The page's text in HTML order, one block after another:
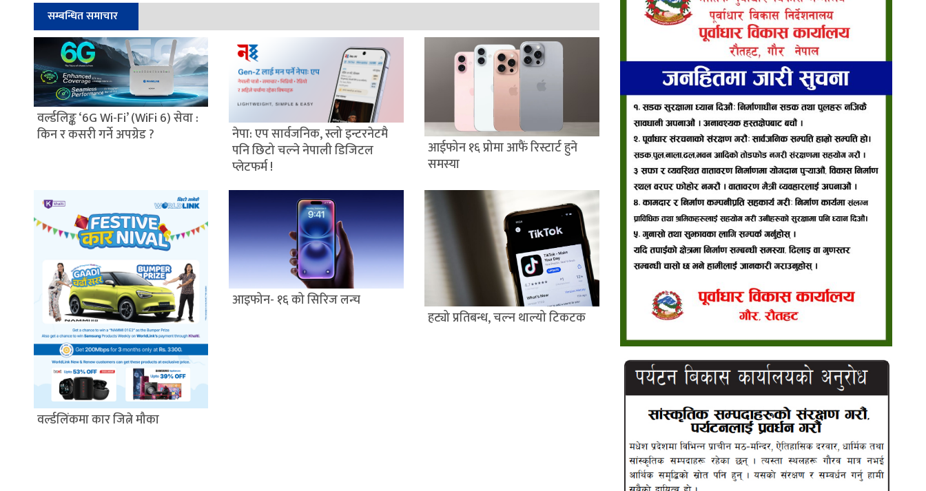
सम्बन्धित समाचार
वर्ल्डलिङ्क ‘6G Wi-Fi’ (WiFi 6) सेवा :
किन र कसरी गर्ने अपग्रेड ?
नेपा: एप सार्वजनिक, स्लो इन्टरनेटमै
पनि छिटो चल्ने नेपाली डिजिटल
प्लेटफर्म !
आईफोन १६ प्रोमा आफैं रिस्टार्ट हुने
समस्या
वर्ल्डलिंकमा कार जित्ने मौका
आइफोन- १६ को सिरिज लन्च
हट्यो प्रतिबन्ध, चल्न थाल्यो टिकटक